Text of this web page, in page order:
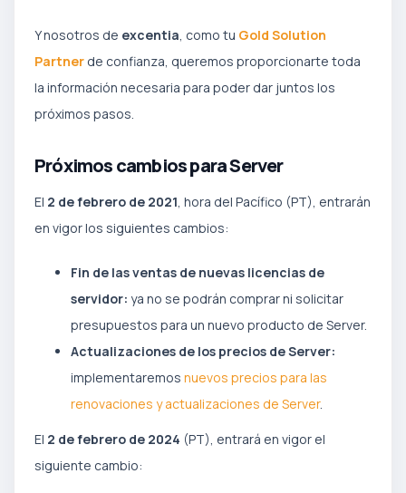
Y nosotros de excentia, como tu Gold Solution
Partner de confianza, queremos proporcionarte toda
la información necesaria para poder dar juntos los
próximos pasos.
Próximos cambios para Server
El 2 de febrero de 2021, hora del Pacífico (PT), entrarán
en vigor los siguientes cambios:
Fin de las ventas de nuevas licencias de
servidor: ya no se podrán comprar ni solicitar
presupuestos para un nuevo producto de Server.
Actualizaciones de los precios de Server:
implementaremos nuevos precios para las
renovaciones y actualizaciones de Server.
El 2 de febrero de 2024 (PT), entrará en vigor el
siguiente cambio: